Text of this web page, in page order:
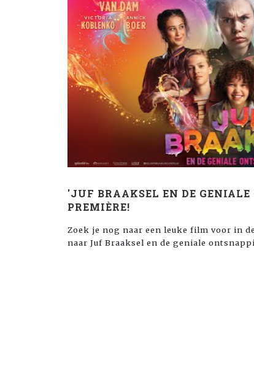
'JUF BRAAKSEL EN DE
PREMIÈRE!
Zoek je nog naar een leuke film voor in
naar Juf Braaksel en de geniale